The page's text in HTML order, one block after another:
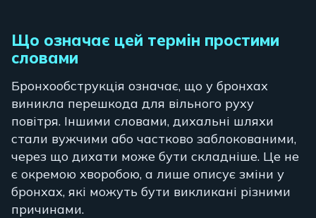
Що означає цей термін простими
словами
Бронхообструкція означає, що у бронхах
виникла перешкода для вільного руху
повітря. Іншими словами, дихальні шляхи
стали вужчими або частково заблокованими,
через що дихати може бути складніше. Це не
є окремою хворобою, а лише описує зміни у
бронхах, які можуть бути викликані різними
причинами.